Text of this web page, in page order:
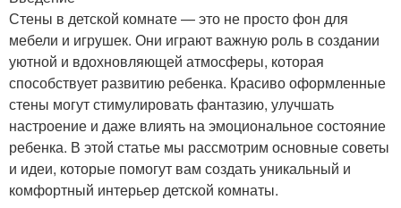
Стены в детской комнате — это не просто фон для
мебели и игрушек. Они играют важную роль в создании
уютной и вдохновляющей атмосферы, которая
способствует развитию ребенка. Красиво оформленные
стены могут стимулировать фантазию, улучшать
настроение и даже влиять на эмоциональное состояние
ребенка. В этой статье мы рассмотрим основные советы
и идеи, которые помогут вам создать уникальный и
комфортный интерьер детской комнаты.